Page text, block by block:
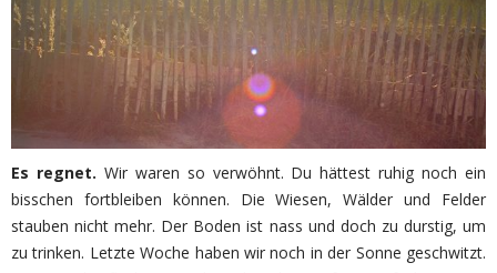
Es regnet. Wir waren so verwöhnt. Du hättest ruhig noch ein
bisschen fortbleiben können. Die Wiesen, Wälder und Felder
stauben nicht mehr. Der Boden ist nass und doch zu durstig, um
zu trinken. Letzte Woche haben wir noch in der Sonne geschwitzt.